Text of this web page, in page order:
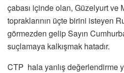
çabası içinde olan, Güzelyurt ve
topraklarının üçte birini isteyen
görmezden gelip Sayın
suçlamaya kalkışmak hatadır.
CTP hala yanlış değerlendirme